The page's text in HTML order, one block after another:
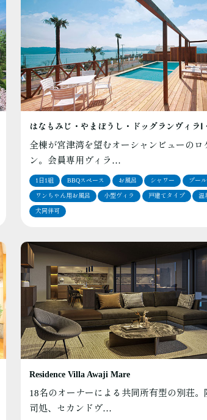
はなもみじ・やまぼうし・ドッグランヴィラⅠ
全棟が宮津湾を望むオーシャンビューのロ
ン。会員専用ヴィラ…
1日1組 BBQスペース お風呂 シャワー プール
ワンちゃん用お風呂 小型ヴィラ 戸建てタイプ 温
犬同伴可
Residence Villa Awaji Mare
18名のオーナーによる共同所有型の別荘。
司処、セカンドヴ…